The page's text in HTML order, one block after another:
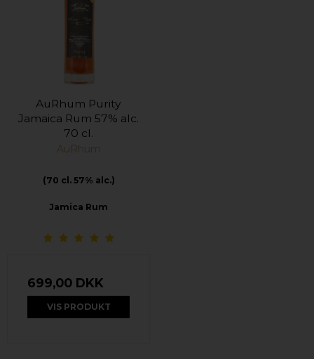
AuRhum Purity
Jamaica Rum 57% alc.
70 cl.
AuRhum
(70 cl. 57% alc.)
Jamica Rum
699,00 DKK
VIS PRODUKT